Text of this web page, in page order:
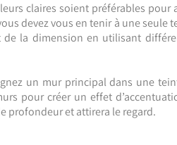
claires soient préférables pour
devez vous en tenir à une seule
la dimension en utilisant
un mur principal dans une
pour créer un effet
profondeur et attirera le regard.